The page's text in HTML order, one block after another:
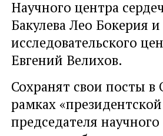
Научного центра
Бакулева Лео Бокерия
исследовательского
Евгений Велихов.
Сохранят свои посты в
рамках
председателя